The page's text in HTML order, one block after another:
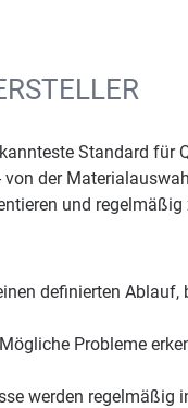
Standard für
der
und regelmäßig
definierten
Probleme
werden